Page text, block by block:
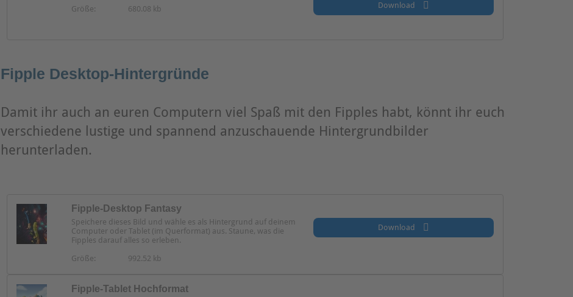
Größe: 680.08 kb Download
Fipple Desktop-Hintergründe
Damit ihr auch an euren Computern viel Spaß mit den Fipples habt, könnt ihr euch
verschiedene lustige und spannend anzuschauende Hintergrundbilder
herunterladen.
Fipple-Desktop Fantasy
Speichere dieses Bild und wähle es als Hintergrund auf deinem
Computer oder Tablet (im Querformat) aus. Staune, was die
Fipples darauf alles so erleben.
Größe:
992.52 kb
Download
Fipple-Tablet Hochformat